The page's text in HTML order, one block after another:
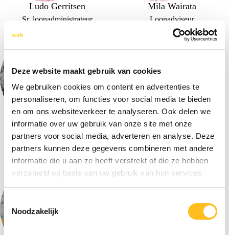
Deze website maakt gebruik van cookies
We gebruiken cookies om content en advertenties te
personaliseren, om functies voor social media te bieden
en om ons websiteverkeer te analyseren. Ook delen we
informatie over uw gebruik van onze site met onze
partners voor social media, adverteren en analyse. Deze
partners kunnen deze gegevens combineren met andere
informatie die u aan ze heeft verstrekt of die ze hebben
verzameld op basis van uw gebruik van hun services.
Toestemmingsselectie
Noodzakelijk
Ludo Gerritsen
Sr. loonadministrateur
Mila Wairata
Loonadviseur
Team AFAS
Miljeris Gonzalez
Loonadministrateur
Klantteam 5 & 6
Monique van Iperenburg –
van Hautum
Loonadministrateur
Klantteam 3 & 4